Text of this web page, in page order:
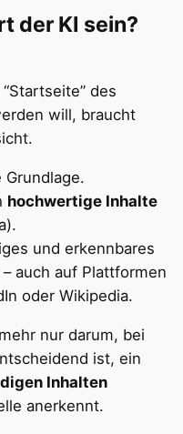
der KI sein?
des
will, braucht
Grundlage.
hochwertige Inhalte
und erkennbares
auch auf Plattformen
oder Wikipedia.
nur darum, bei
ist, ein
Inhalten
anerkennt.